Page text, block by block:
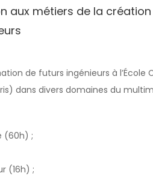
aux métiers de la
de futurs ingénieurs à l’École
dans divers domaines du
(60h) ;
(16h) ;